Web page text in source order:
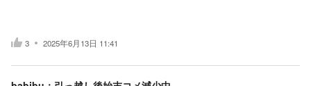
3 2025年6月13日 11:41